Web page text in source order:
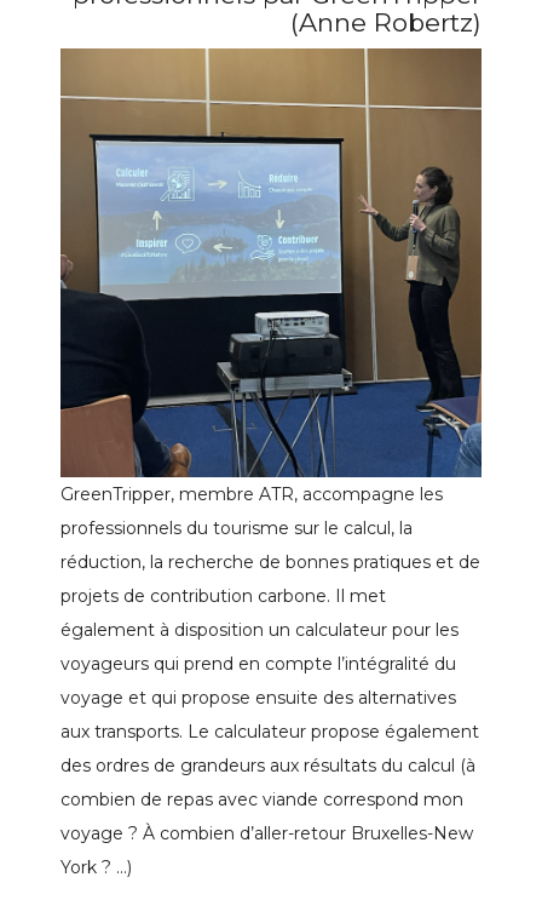
(Anne Robertz)
GreenTripper, membre ATR, accompagne les
professionnels du tourisme sur le calcul, la
réduction, la recherche de bonnes pratiques et de
projets de contribution carbone. Il met
également à disposition un calculateur pour les
voyageurs qui prend en compte l’intégralité du
voyage et qui propose ensuite des alternatives
aux transports. Le calculateur propose également
des ordres de grandeurs aux résultats du calcul (à
combien de repas avec viande correspond mon
voyage ? À combien d’aller-retour Bruxelles-New
York ? …)